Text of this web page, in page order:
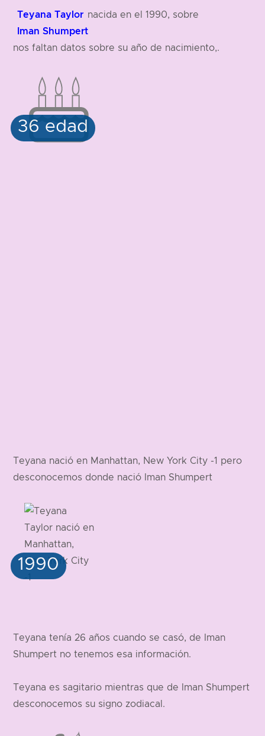
Teyana Taylor nacida en el 1990, sobre
Iman Shumpert
nos faltan datos sobre su año de nacimiento,.
Teyana nació en Manhattan, New York City -1 pero
desconocemos donde nació Iman Shumpert
Teyana tenía 26 años cuando se casó, de Iman
Shumpert no tenemos esa información.
Teyana es sagitario mientras que de Iman Shumpert
desconocemos su signo zodiacal.